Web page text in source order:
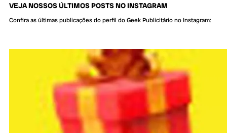
VEJA NOSSOS ÚLTIMOS POSTS NO INSTAGRAM
Confira as últimas publicações do perfil do Geek Publicitário no Instagram: